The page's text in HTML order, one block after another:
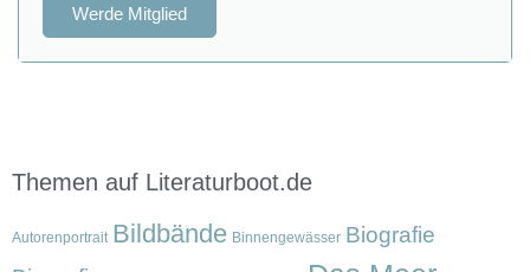
Werde Mitglied
Themen auf Literaturboot.de
Autorenportrait Bildbände Binnengewässer Biografie